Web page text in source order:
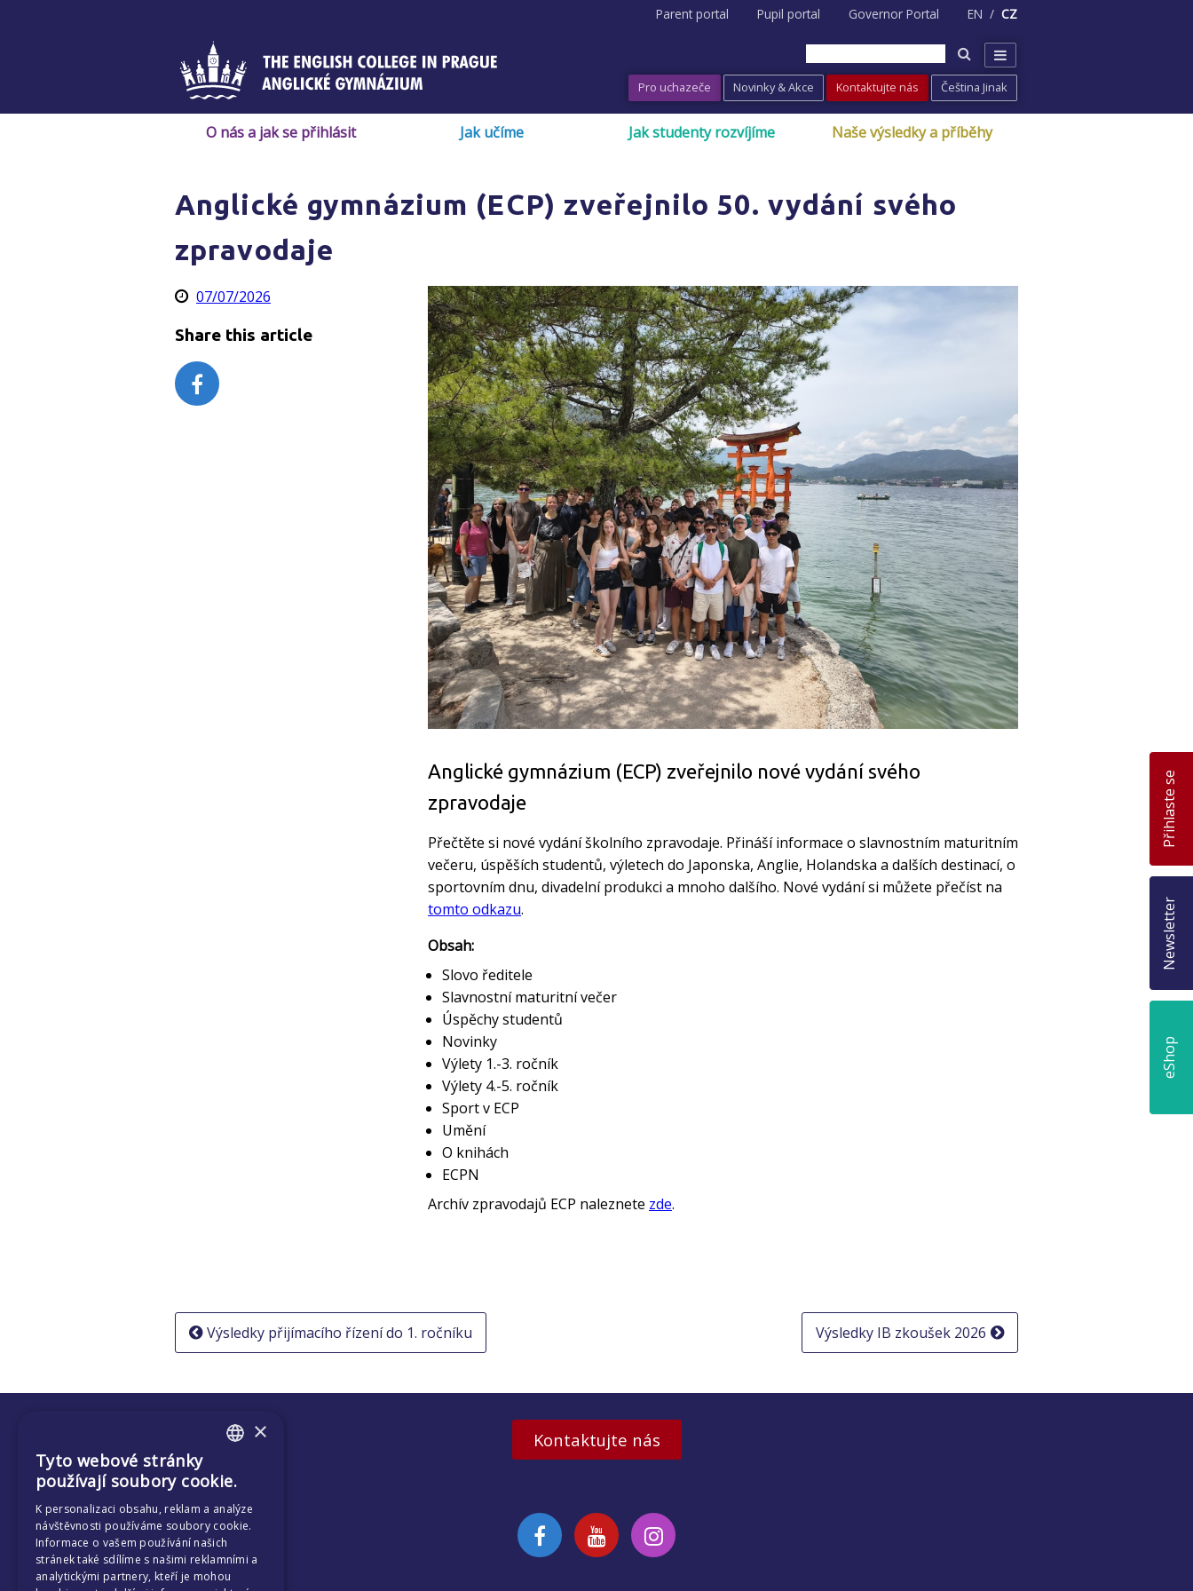
Parent portal Pupil portal Governor Portal EN CZ
Pro uchazeče Novinky & Akce Kontaktujte nás Čeština Jinak
O nás a jak se přihlásit Jak učíme Jak studenty rozvíjíme Naše výsledky a příběhy
Anglické gymnázium (ECP) zveřejnilo 50. vydání svého
zpravodaje
07/07/2026
Share this article
Anglické gymnázium (ECP) zveřejnilo nové vydání svého
zpravodaje
Přečtěte si nové vydání školního zpravodaje. Přináší informace o slavnostním maturitním
večeru, úspěších studentů, výletech do Japonska, Anglie, Holandska a dalších destinací, o
sportovním dnu, divadelní produkci a mnoho dalšího. Nové vydání si můžete přečíst na
tomto odkazu.
Obsah:
Slovo ředitele
Slavnostní maturitní večer
Úspěchy studentů
Novinky
Výlety 1.-3. ročník
Výlety 4.-5. ročník
Sport v ECP
Umění
O knihách
ECPN
Archív zpravodajů ECP naleznete zde.
Navigace
příspěvek
Výsledky přijímacího řízení do 1. ročníku Výsledky IB zkoušek 2026
Kontaktujte nás
Přihlaste se
Newsletter
eShop
×
Tyto webové stránky
používají soubory cookie.
K personalizaci obsahu, reklam a analýze
návštěvnosti používáme soubory cookie.
Informace o vašem používání našich
stránek také sdílíme s našimi reklamními a
analytickými partnery, kteří je mohou